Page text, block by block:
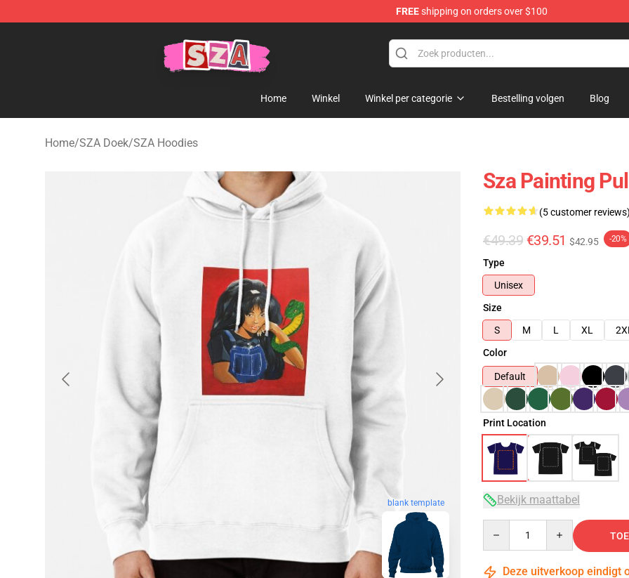
FREEshipping on orders over $100
Home Winkel Winkel per categorie Bestelling volgen Blog
Home/SZA Doek/SZA Hoodies
blank template
Sza Painting
(5 customer reviews)
€49.39 €39.51 $42.95 -20%
Type
Unisex
Size
S
M L XL 2XL
Color
Default
Print Location
Bekijk maattabel
Deze uitverkoop eindigt